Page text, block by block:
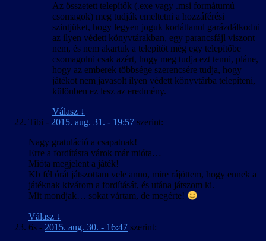
Az összetett telepítők (.exe vagy .msi formátumú
csomagok) meg tudják emeltetni a hozzáférési
szintjüket, hogy legyen joguk korlátlanul garázdálkodni
az ilyen védett könyvtárakban, egy parancsfájl viszont
nem, és nem akartuk a telepítőt még egy telepítőbe
csomagolni csak azért, hogy meg tudja ezt tenni, pláne,
hogy az emberek többsége szerencsére tudja, hogy
játékot nem javasolt ilyen védett könyvtárba telepíteni,
különben ez lesz az eredmény.
Válasz ↓
Tibi - 2015. aug. 31. - 19:57 szerint:
Nagy gratuláció a csapatnak!
Erre a fordításra várok már mióta…
Mióta megjelent a játék!
Kb fél órát játszottam vele anno, mire rájöttem, hogy ennek a
játéknak kivárom a fordítását, és utána játszom ki.
Mit mondjak… sokat vártam, de megérte!
Válasz ↓
6s - 2015. aug. 30. - 16:47 szerint: